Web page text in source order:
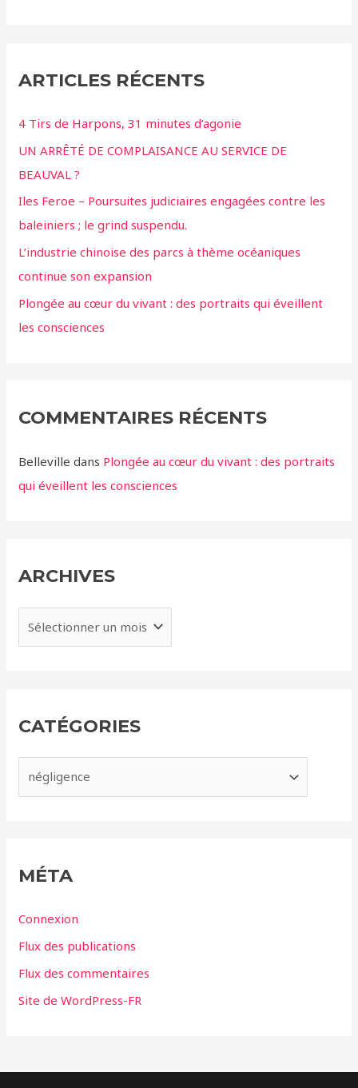
ARTICLES RÉCENTS
4 Tirs de Harpons, 31 minutes d’agonie
UN ARRÊTÉ DE COMPLAISANCE AU SERVICE DE
BEAUVAL ?
Iles Feroe – Poursuites judiciaires engagées contre les
baleiniers ; le grind suspendu.
L’industrie chinoise des parcs à thème océaniques
continue son expansion
Plongée au cœur du vivant : des portraits qui éveillent
les consciences
COMMENTAIRES RÉCENTS
Belleville dans Plongée au cœur du vivant : des portraits
qui éveillent les consciences
ARCHIVES
r
e
CATÉGORIES
a
r
MÉTA
Connexion
Flux des publications
Flux des commentaires
Site de WordPress-FR